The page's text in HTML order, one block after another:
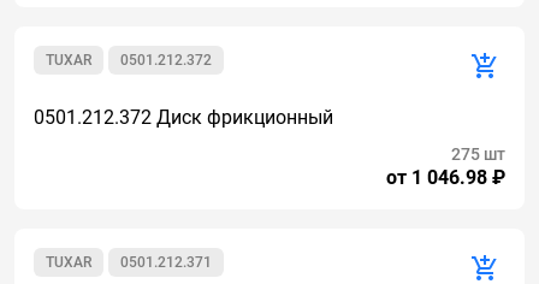
0501.212.372
TUXAR
0501.212.372 Диск фрикционный
от 1 046.98 ₽
275 шт
0501.212.371
TUXAR